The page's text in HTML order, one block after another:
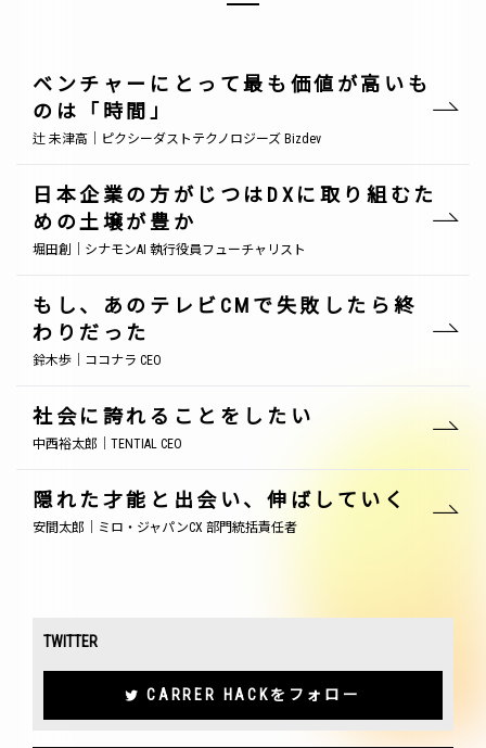
ベンチャーにとって最も価値が高いも
のは「時間」
辻 未津高｜ピクシーダストテクノロジーズ Bizdev
日本企業の方がじつはDXに取り組むた
めの土壌が豊か
堀田創｜シナモンAI 執行役員フューチャリスト
もし、あのテレビCMで失敗したら終
わりだった
鈴木歩｜ココナラ CEO
社会に誇れることをしたい
中西裕太郎｜TENTIAL CEO
隠れた才能と出会い、伸ばしていく
安間太郎｜ミロ・ジャパンCX 部門統括責任者
TWITTER
CARRER HACKをフォロー